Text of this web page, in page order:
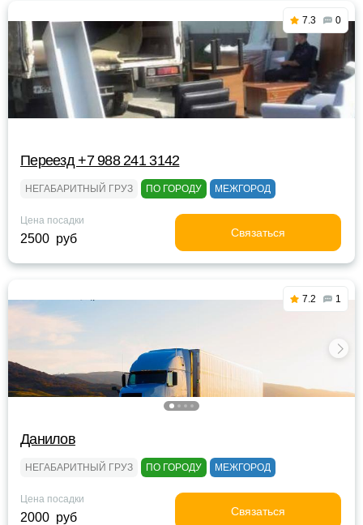
7.3 0
Переезд +7 988 241 3142
НЕГАБАРИТНЫЙ ГРУЗ ПО ГОРОДУ МЕЖГОРОД
Цена посадки
2500 руб Связаться
7.2 1
Данилов
НЕГАБАРИТНЫЙ ГРУЗ ПО ГОРОДУ МЕЖГОРОД
Цена посадки
2000 руб Связаться